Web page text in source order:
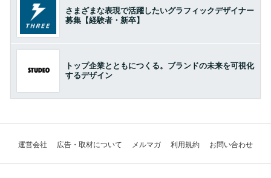
さまざまな表現で活躍したいグラフィックデザイナー
募集【経験者・新卒】
トップ企業とともにつくる。ブランドの未来を可視化
するデザイン
運営会社 広告・取材について メルマガ 利用規約 お問い合わせ